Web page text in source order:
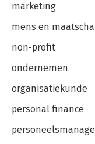
marketing
mens en
non-profit
ondernemen
organisatiekunde
personal finance